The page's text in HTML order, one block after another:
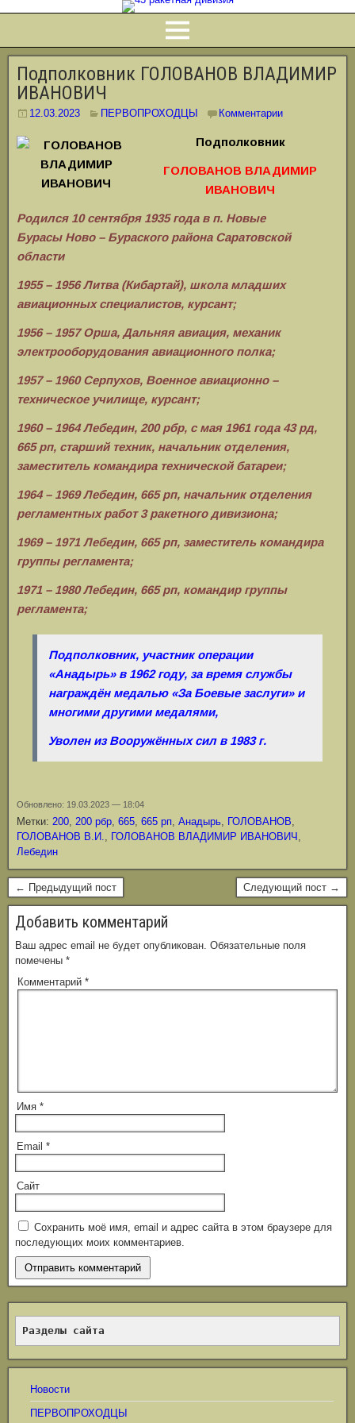
Подполковник ГОЛОВАНОВ ВЛАДИМИР
ИВАНОВИЧ
12.03.2023 ПЕРВОПРОХОДЦЫ Комментарии
Подполковник
ГОЛОВАНОВ ВЛАДИМИР
ИВАНОВИЧ
Родился 10 сентября 1935 года в п. Новые
Бурасы Ново – Бураского района Саратовской
области
1955 – 1956 Литва (Кибартай), школа младших
авиационных специалистов, курсант;
1956 – 1957 Орша, Дальняя авиация, механик
электрооборудования авиационного полка;
1957 – 1960 Серпухов, Военное авиационно –
техническое училище, курсант;
1960 – 1964 Лебедин, 200 рбр, с мая 1961 года 43 рд,
665 рп, старший техник, начальник отделения,
заместитель командира технической батареи;
1964 – 1969 Лебедин, 665 рп, начальник отделения
регламентных работ 3 ракетного дивизиона;
1969 – 1971 Лебедин, 665 рп, заместитель командира
группы регламента;
1971 – 1980 Лебедин, 665 рп, командир группы
регламента;
Подполковник, участник операции
«Анадырь» в 1962 году, за время службы
награждён медалью «За Боевые заслуги» и
многими другими медалями,
Уволен из Вооружённых сил в 1983 г.
Обновлено: 19.03.2023 — 18:04
Метки: 200, 200 рбр, 665, 665 рп, Анадырь, ГОЛОВАНОВ,
ГОЛОВАНОВ В.И., ГОЛОВАНОВ ВЛАДИМИР ИВАНОВИЧ ,
Лебедин
← Предыдущий пост Следующий пост →
Добавить комментарий
Ваш адрес email не будет опубликован. Обязательные поля
помечены *
Комментарий *
Имя *
Email *
Сайт
Сохранить моё имя, email и адрес сайта в этом браузере для
последующих моих комментариев.
Разделы сайта
Новости
ПЕРВОПРОХОДЦЫ